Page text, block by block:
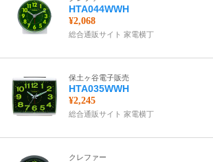
HTA044WWH
¥2,068
総合通販サイト 家電横丁
保土ヶ谷電子販売
HTA035WWH
¥2,245
総合通販サイト 家電横丁
クレファー